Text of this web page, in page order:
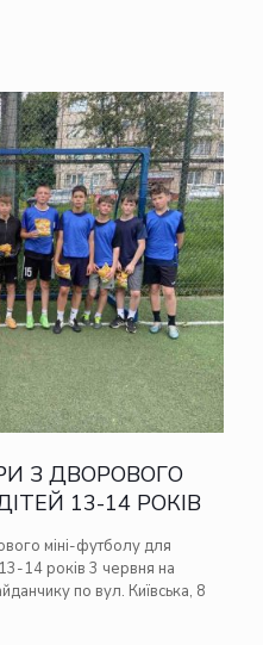
З ДВОРОВОГО
13-14 РОКІВ
міні-футболу для
14 років 3 червня на
по вул. Київська, 8